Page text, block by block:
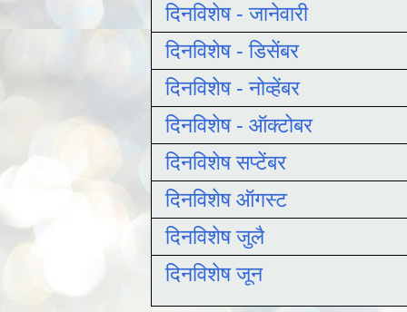
दिनविशेष - जानेवारी
दिनविशेष - डिसेंबर
दिनविशेष - नोव्हेंबर
दिनविशेष - ऑक्टोबर
दिनविशेष सप्टेंबर
दिनविशेष ऑगस्ट
दिनविशेष जुलै
दिनविशेष जून